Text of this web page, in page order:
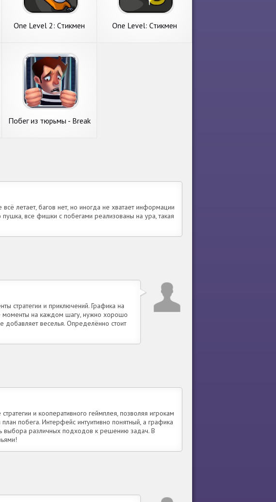
One Level 2: Стикмен
One Level: Стикмен
Побег из тюрьмы - Break
летает, багов нет, но иногда не хватает информации
все фишки с побегами реализованы на ура, такая
стратегии и приключений. Графика на
моменты на каждом шагу, нужно хорошо
добавляет веселья. Определённо стоит
и кооперативного геймплея, позволяя игрокам
побега. Интерфейс интуитивно понятный, а графика
выбора различных подходов к решению задач. В